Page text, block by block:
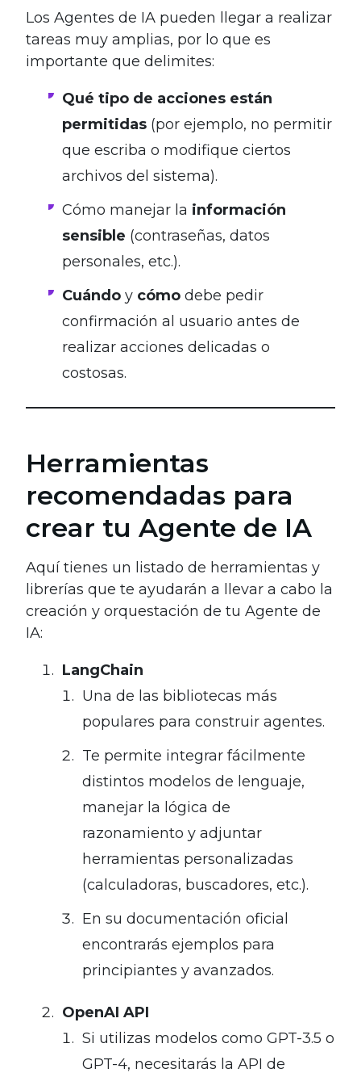
Los Agentes de IA pueden llegar a realizar
tareas muy amplias, por lo que es
importante que delimites:
Qué tipo de acciones están
permitidas (por ejemplo, no permitir
que escriba o modifique ciertos
archivos del sistema).
Cómo manejar la información
sensible (contraseñas, datos
personales, etc.).
Cuándo y cómo debe pedir
confirmación al usuario antes de
realizar acciones delicadas o
costosas.
Herramientas
recomendadas para
crear tu Agente de IA
Aquí tienes un listado de herramientas y
librerías que te ayudarán a llevar a cabo la
creación y orquestación de tu Agente de
IA:
LangChain
Una de las bibliotecas más
populares para construir agentes.
Te permite integrar fácilmente
distintos modelos de lenguaje,
manejar la lógica de
razonamiento y adjuntar
herramientas personalizadas
(calculadoras, buscadores, etc.).
En su documentación oficial
encontrarás ejemplos para
principiantes y avanzados.
OpenAI API
Si utilizas modelos como GPT-3.5 o
GPT-4, necesitarás la API de